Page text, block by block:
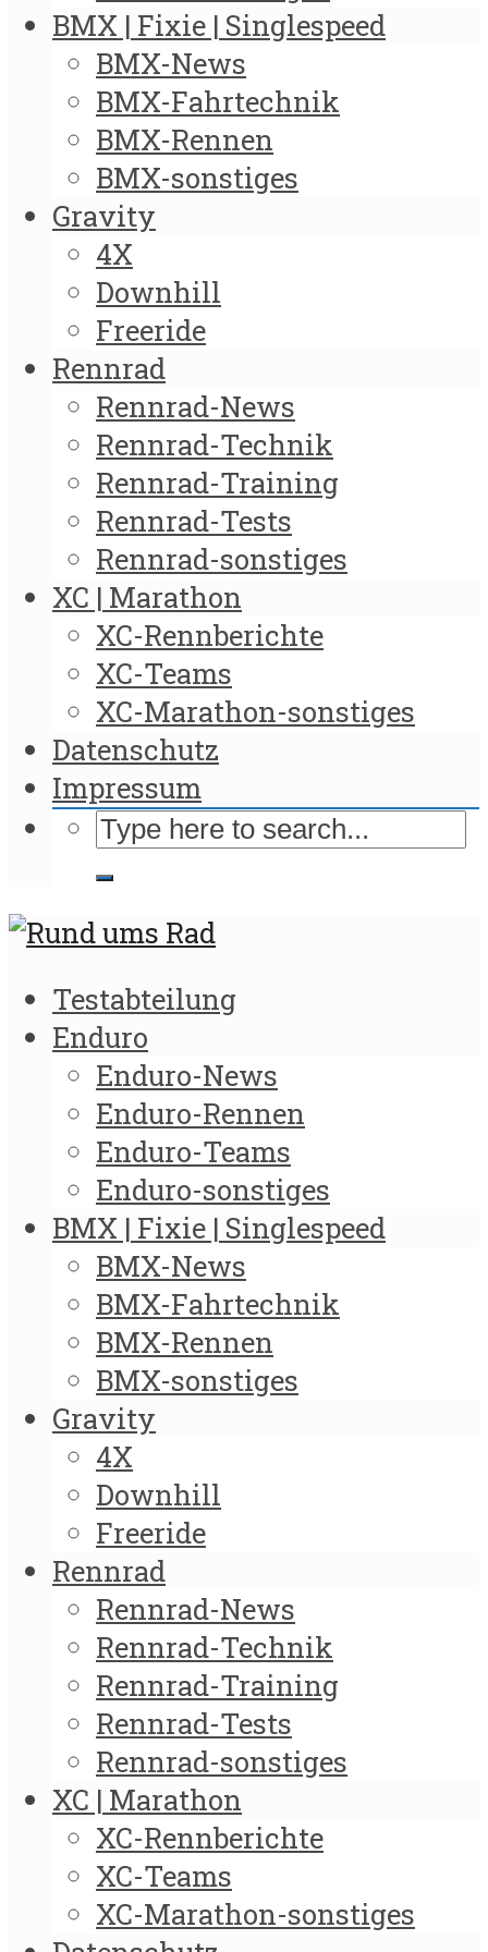
BMX | Fixie | Singlespeed
BMX-News
BMX-Fahrtechnik
BMX-Rennen
BMX-sonstiges
Gravity
4X
Downhill
Freeride
Rennrad
Rennrad-News
Rennrad-Technik
Rennrad-Training
Rennrad-Tests
Rennrad-sonstiges
XC | Marathon
XC-Rennberichte
XC-Teams
XC-Marathon-sonstiges
Datenschutz
Impressum
Testabteilung
Enduro
Enduro-News
Enduro-Rennen
Enduro-Teams
Enduro-sonstiges
BMX | Fixie | Singlespeed
BMX-News
BMX-Fahrtechnik
BMX-Rennen
BMX-sonstiges
Gravity
4X
Downhill
Freeride
Rennrad
Rennrad-News
Rennrad-Technik
Rennrad-Training
Rennrad-Tests
Rennrad-sonstiges
XC | Marathon
XC-Rennberichte
XC-Teams
XC-Marathon-sonstiges